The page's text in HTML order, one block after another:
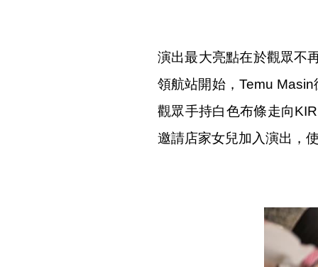
演出最大亮點在於觀眾不
領航站開始，Temu
觀眾手持白色布條走向
邀請店家女兒加入演出，